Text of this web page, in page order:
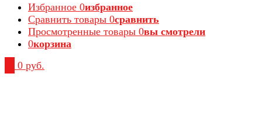
Избранное 0избранное
Сравнить товары 0сравнить
Просмотренные товары 0вы смотрели
0корзина
0 руб.